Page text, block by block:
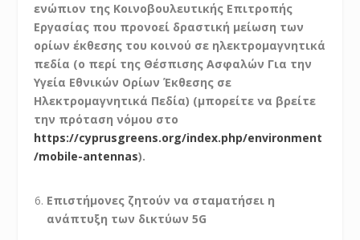
ενώπιον της Κοινοβουλευτικής Επιτροπής
Εργασίας που προνοεί δραστική μείωση των
ορίων έκθεσης του κοινού σε ηλεκτρομαγνητικά
πεδία (ο περί της Θέσπισης Ασφαλών Για την
Υγεία Εθνικών Ορίων Έκθεσης σε
Ηλεκτρομαγνητικά Πεδία) (μπορείτε να βρείτε
την πρόταση νόμου στο
https://cyprusgreens.org/index.php/environment
/mobile-antennas).
Επιστήμονες ζητούν να σταματήσει η
ανάπτυξη των δικτύων 5G